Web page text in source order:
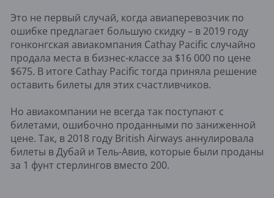
Это не первый случай, когда авиаперевозчик по
ошибке предлагает большую скидку – в 2019 году
гонконгская авиакомпания Cathay Pacific случайно
продала места в бизнес-классе за $16 000 по цене
$675. В итоге Cathay Pacific тогда приняла решение
оставить билеты для этих счастливчиков.
Но авиакомпании не всегда так поступают с
билетами, ошибочно проданными по заниженной
цене. Так, в 2018 году British Airways аннулировала
билеты в Дубай и Тель-Авив, которые были проданы
за 1 фунт стерлингов вместо 200.